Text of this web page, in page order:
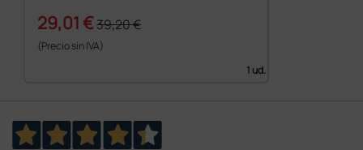
29,01 €39,20 €
(Precio sin IVA)
1 ud.